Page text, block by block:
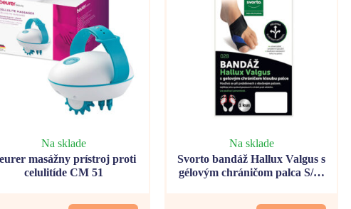
Na sklade
masážny prístroj proti
celulitíde CM 51
Na sklade
Svorto bandáž Hallux Valgus s
gélovým chráničom palca S/M